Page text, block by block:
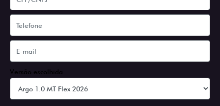
Versão escolhida